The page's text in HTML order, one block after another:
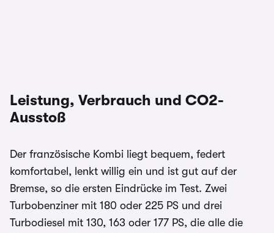
Leistung, Verbrauch und CO2-
Ausstoß
Der französische Kombi liegt bequem, federt
komfortabel, lenkt willig ein und ist gut auf der
Bremse, so die ersten Eindrücke im Test. Zwei
Turbobenziner mit 180 oder 225 PS und drei
Turbodiesel mit 130, 163 oder 177 PS, die alle die